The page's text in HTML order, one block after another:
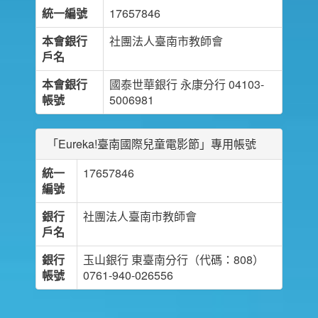
統一編號
17657846
本會銀行
戶名
社團法人臺南市教師會
本會銀行
帳號
國泰世華銀行 永康分行 04103-
5006981
「Eureka!臺南國際兒童電影節」專用帳號
統一
編號
17657846
銀行
戶名
社團法人臺南市教師會
銀行
帳號
玉山銀行 東臺南分行（代碼：808）
0761-940-026556